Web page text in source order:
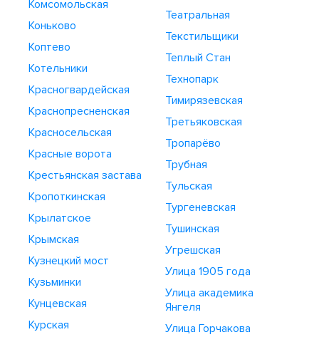
Комсомольская
Коньково
Коптево
Котельники
Красногвардейская
Краснопресненская
Красносельская
Красные ворота
Крестьянская застава
Кропоткинская
Крылатское
Крымская
Кузнецкий мост
Кузьминки
Кунцевская
Курская
Театральная
Текстильщики
Теплый Стан
Технопарк
Тимирязевская
Третьяковская
Тропарёво
Трубная
Тульская
Тургеневская
Тушинская
Угрешская
Улица 1905 года
Улица академика
Янгеля
Улица Горчакова